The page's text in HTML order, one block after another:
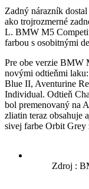
Zadný nárazník
ako trojrozmerné
L. BMW M5
farbou s osobitnými
Pre obe verzie BMW
novými odtieňmi
Blue II, Aventurine
Individual. Odtieň
bol premenovaný na
zliatin teraz obsahuje
sivej farbe Orbit
Zdroj :